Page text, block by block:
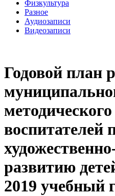
Физкультура
Разное
Аудиозаписи
Видеозаписи
Годовой план
воспитателей
развитию
2019 учебный